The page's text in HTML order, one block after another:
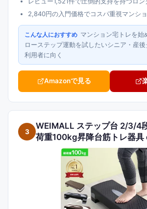
2,840円の入門価格でコスパ重視マンシ
こんな人におすすめ マンション宅トレを始
ローステップ運動を試したいシニア・産
利用者に向く
Amazonで見る
3
WEIMALL ステップ台 2/3/4
荷重100kg昇降台筋トレ器具